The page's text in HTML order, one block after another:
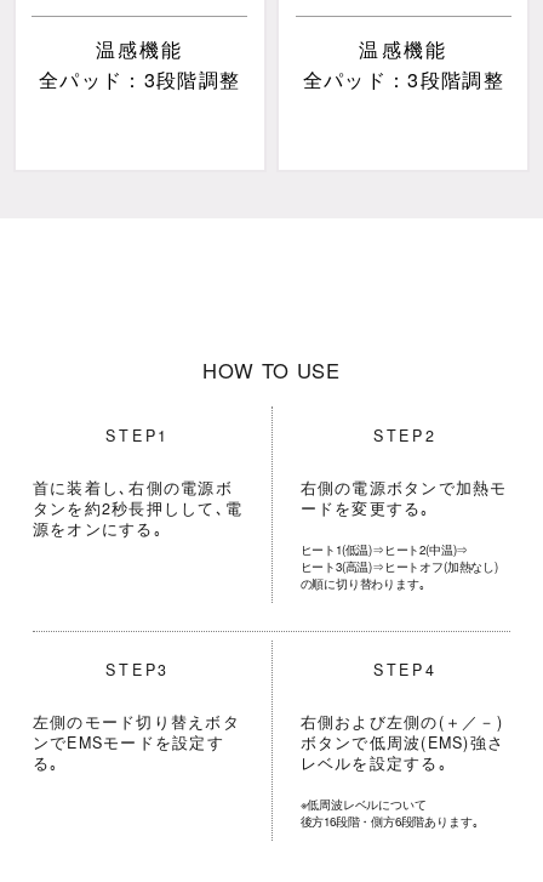
温感機能
全パッド：3段階調整
温感機能
全パッド：3段階調整
HOW TO USE
STEP1
首に装着し､右側の電源ボ
タンを約2秒長押しして､電
源をオンにする｡
STEP2
右側の電源ボタンで加熱モ
ードを変更する｡
ヒート1(低温)⇒ヒート2(中温)⇒
ヒート3(高温)⇒ヒートオフ(加熱なし)
の順に切り替わります｡
STEP3
左側のモード切り替えボタ
ンでEMSモードを設定す
る｡
STEP4
右側および左側の(＋／－)
ボタンで低周波(EMS)強さ
レベルを設定する｡
※低周波レベルについて
後方16段階・側方6段階あります｡